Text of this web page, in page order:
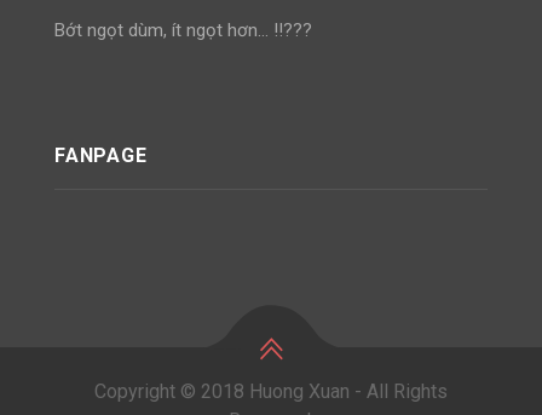
Bớt ngọt dùm, ít ngọt hơn… !!???
FANPAGE
Copyright © 2018 Huong Xuan - All Rights